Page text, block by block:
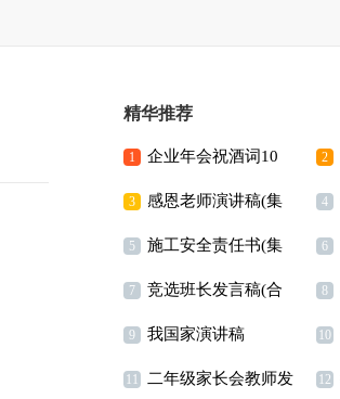
精华推荐
1 企业年会祝酒词10
篇
2
3 感恩老师演讲稿(集
锦15篇)
4
15
5 施工安全责任书(集
合15篇)
6
篇
7 竞选班长发言稿(合
集15篇)
8
9 我国家演讲稿 10
合
11 二年级家长会教师发 12